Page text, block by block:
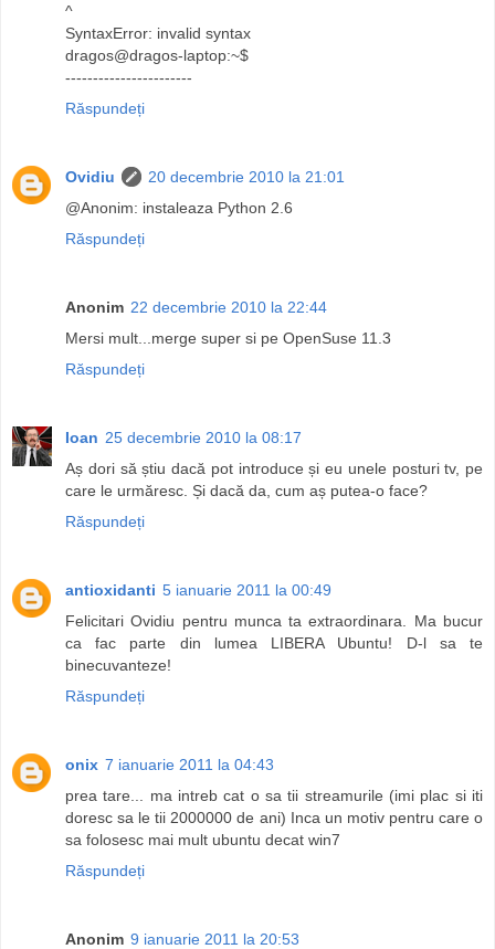
^
SyntaxError: invalid syntax
dragos@dragos-laptop:~$
-----------------------
Răspundeți
Ovidiu
20 decembrie 2010 la 21:01
@Anonim: instaleaza Python 2.6
Răspundeți
Anonim 22 decembrie 2010 la 22:44
Mersi mult...merge super si pe OpenSuse 11.3
Răspundeți
Ioan 25 decembrie 2010 la 08:17
Aș dori să știu dacă pot introduce și eu unele posturi tv, pe
care le urmăresc. Și dacă da, cum aș putea-o face?
Răspundeți
antioxidanti 5 ianuarie 2011 la 00:49
Felicitari Ovidiu pentru munca ta extraordinara. Ma bucur
ca fac parte din lumea LIBERA Ubuntu! D-l sa te
binecuvanteze!
Răspundeți
onix 7 ianuarie 2011 la 04:43
prea tare... ma intreb cat o sa tii streamurile (imi plac si iti
doresc sa le tii 2000000 de ani) Inca un motiv pentru care o
sa folosesc mai mult ubuntu decat win7
Răspundeți
Anonim 9 ianuarie 2011 la 20:53